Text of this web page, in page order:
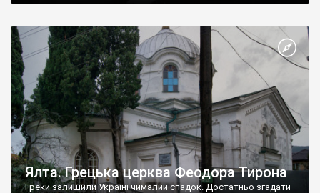
є відданими вірянами Христа
Ялта. Грецька церква Феодора Тирона
Греки залишили Україні чималий спадок. Достатньо згадати